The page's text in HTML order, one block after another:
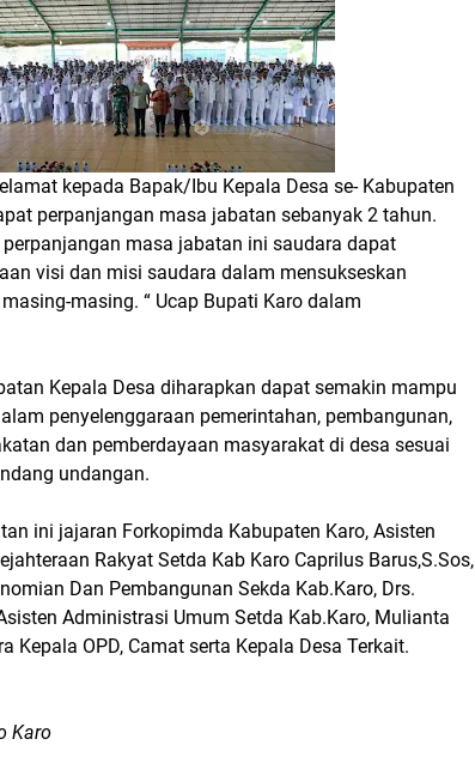
kepada Bapak/Ibu Kepala Desa se- Kabupaten
perpanjangan masa jabatan sebanyak 2 tahun.
masa jabatan ini saudara dapat
visi dan misi saudara dalam mensukseskan
masing. “ Ucap Bupati Karo dalam
Kepala Desa diharapkan dapat semakin mampu
penyelenggaraan pemerintahan, pembangunan,
dan pemberdayaan masyarakat di desa sesuai
undangan.
ini jajaran Forkopimda Kabupaten Karo, Asisten
Rakyat Setda Kab Karo Caprilus Barus,S.Sos,
Dan Pembangunan Sekda Kab.Karo, Drs.
Administrasi Umum Setda Kab.Karo, Mulianta
Kepala OPD, Camat serta Kepala Desa Terkait.
Karo